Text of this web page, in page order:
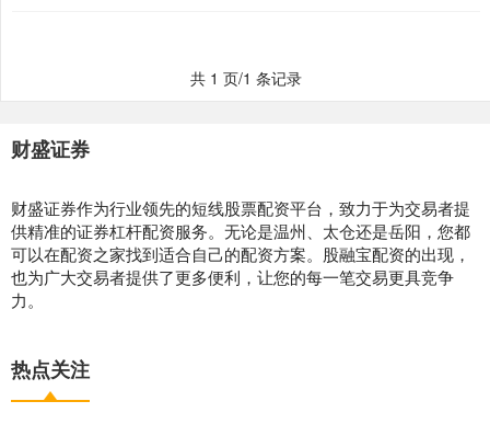
共 1 页/1 条记录
财盛证券
财盛证券作为行业领先的短线股票配资平台，致力于为交易者提
供精准的证券杠杆配资服务。无论是温州、太仓还是岳阳，您都
可以在配资之家找到适合自己的配资方案。股融宝配资的出现，
也为广大交易者提供了更多便利，让您的每一笔交易更具竞争
力。
热点关注